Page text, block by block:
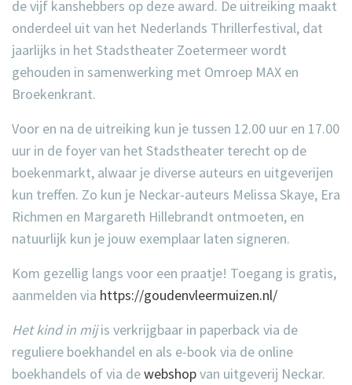
de vijf kanshebbers op deze award. De uitreiking maakt
onderdeel uit van het Nederlands Thrillerfestival, dat
jaarlijks in het Stadstheater Zoetermeer wordt
gehouden in samenwerking met Omroep MAX en
Broekenkrant.
Voor en na de uitreiking kun je tussen 12.00 uur en 17.00
uur in de foyer van het Stadstheater terecht op de
boekenmarkt, alwaar je diverse auteurs en uitgeverijen
kun treffen. Zo kun je Neckar-auteurs Melissa Skaye, Era
Richmen en Margareth Hillebrandt ontmoeten, en
natuurlijk kun je jouw exemplaar laten signeren.
Kom gezellig langs voor een praatje! Toegang is gratis,
aanmelden via https://goudenvleermuizen.nl/
Het kind in mijis verkrijgbaar in paperback via de
reguliere boekhandel en als e-book via de online
boekhandels of via dewebshopvan uitgeverij Neckar.